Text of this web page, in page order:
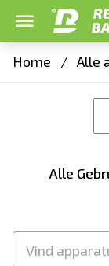
Home / Alle
Alle